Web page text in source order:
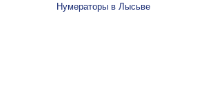
Нумераторы в Лысьве